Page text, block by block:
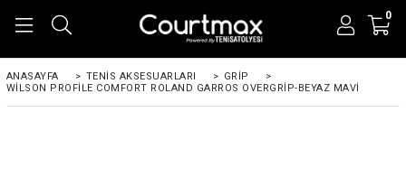
0
ANASAYFA > TENIS AKSESUARLARI > GRIP
>
WILSON PROFILE COMFORT ROLAND GARROS OVERGRIP-BEYAZ MAVI